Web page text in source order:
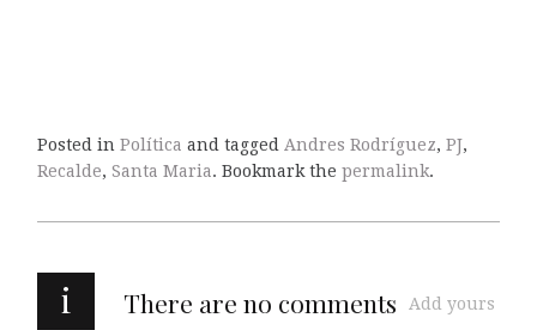
Posted in Política and tagged Andres Rodríguez, PJ,
Recalde, Santa Maria. Bookmark the permalink.
i There are no comments Add yours